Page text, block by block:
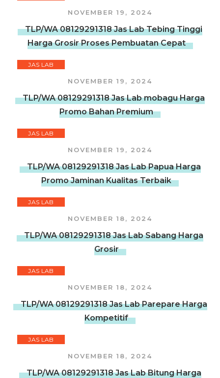
NOVEMBER 19, 2024
TLP/WA 08129291318 Jas Lab Tebing Tinggi
Harga Grosir Proses Pembuatan Cepat
JAS LAB
NOVEMBER 19, 2024
TLP/WA 08129291318 Jas Lab mobagu Harga
Promo Bahan Premium
JAS LAB
NOVEMBER 19, 2024
TLP/WA 08129291318 Jas Lab Papua Harga
Promo Jaminan Kualitas Terbaik
JAS LAB
NOVEMBER 18, 2024
TLP/WA 08129291318 Jas Lab Sabang Harga
Grosir
JAS LAB
NOVEMBER 18, 2024
TLP/WA 08129291318 Jas Lab Parepare Harga
Kompetitif
JAS LAB
NOVEMBER 18, 2024
TLP/WA 08129291318 Jas Lab Bitung Harga